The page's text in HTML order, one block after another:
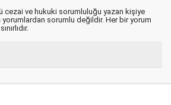
cezai ve hukuki sorumluluğu yazan kişiye
yorumlardan sorumlu değildir. Her bir yorum